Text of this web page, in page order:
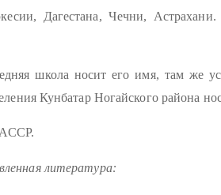
Дагестана, Чечни,
школа носит его имя, там же
Кунбатар Ногайского района
литература: